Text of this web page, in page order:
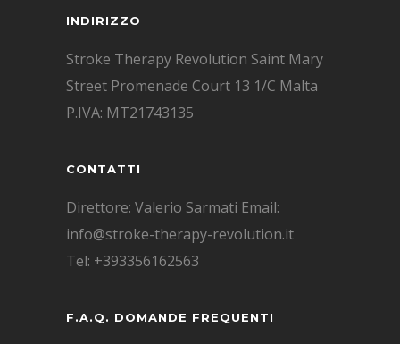
INDIRIZZO
Stroke Therapy Revolution Saint Mary
Street Promenade Court 13 1/C Malta
P.IVA: MT21743135
CONTATTI
Direttore: Valerio Sarmati Email:
info@stroke-therapy-revolution.it
Tel: +393356162563
F.A.Q. DOMANDE FREQUENTI